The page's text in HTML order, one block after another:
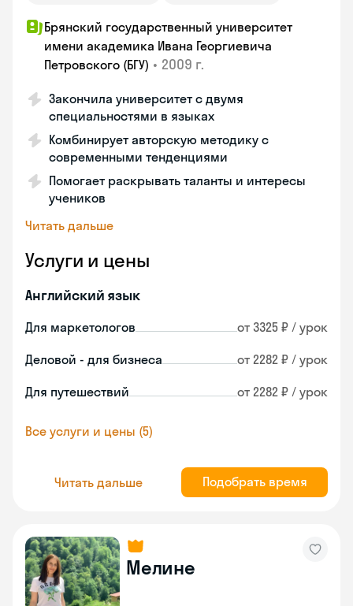
Брянский государственный университет
имени академика Ивана Георгиевича
Петровского (БГУ) • 2009 г.
Закончила университет с двумя
специальностями в языках
Комбинирует авторскую методику с
современными тенденциями
Помогает раскрывать таланты и интересы
учеников
Читать дальше
Услуги и цены
Английский язык
Для маркетологов от 3325 ₽ / урок
Деловой - для бизнеса от 2282 ₽ / урок
Для путешествий от 2282 ₽ / урок
Все услуги и цены (5)
Читать дальше Подобрать время
Мелине